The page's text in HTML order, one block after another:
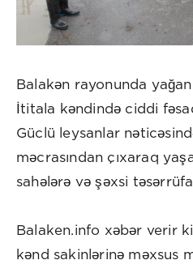
Balakən rayonunda
İtitala kəndində ciddi
Güclü leysanlar
məcrasından çıxaraq
sahələrə və şəxsi
Balaken.info xəbər verir
kənd sakinlərinə məxsus